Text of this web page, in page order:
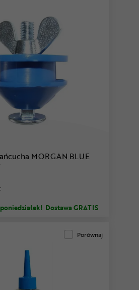
MORGAN BLUE
Dostawa GRATIS
Porównaj